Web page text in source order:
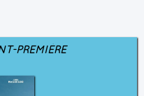
PREMIÈRE